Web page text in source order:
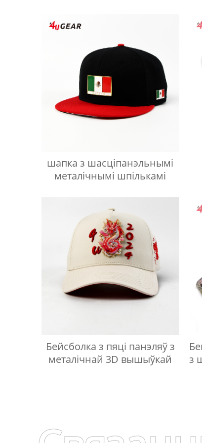
шапка з шасціпанэльнымі
металічнымі шпількамі
Бейсболка з пяці панэляў з
металічнай 3D вышыўкай
з